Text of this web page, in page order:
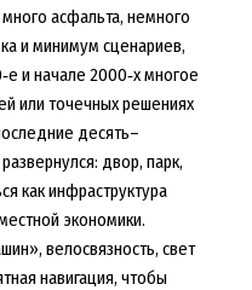
асфальта, немного
и минимум сценариев,
и начале 2000‑х многое
или точечных решениях
десять–
двор, парк,
как инфраструктура
экономики.
велосвязность, свет
навигация, чтобы